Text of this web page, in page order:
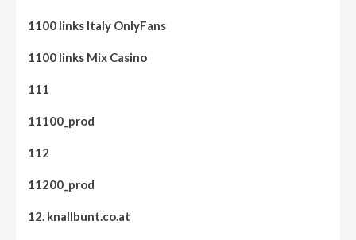
1100 links Italy OnlyFans
1100 links Mix Casino
111
11100_prod
112
11200_prod
12. knallbunt.co.at